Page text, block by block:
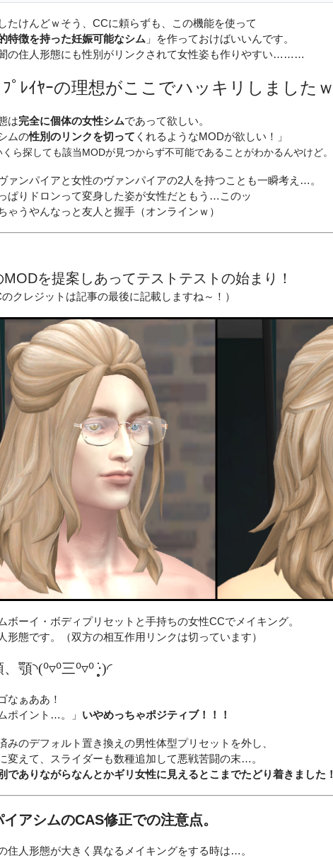
たけんどｗそう、CCに頼らずも、この機能を使って
特徴を持った妊娠可能なシム 」を作っておけばいいんです。
の住人形態にも性別がリンクされて女性姿も作りやすい………
ﾟﾚｲﾔｰの理想がここでハッキリしましたｗ
は完全に個体の女性シムであって欲しい。
ムの性別のリンクを切って くれるようなMODが欲しい！」
くら探しても該当MODが見つからず不可能であることがわかるんやけど。
ァンパイアと女性のヴァンパイアの2人を持つことも一瞬考え…。
ぱりドロンって変身した姿が女性だともう…このッ
ゃうやんなっと友人と握手（オンラインｗ）
を提案しあってテストテストの始まり！
のクレジットは記事の最後に記載しますね～！）
ボーイ・ボディプリセットと手持ちの女性CCでメイキング。
態です。（双方の相互作用リンクは切っています）
、顎◝(⁰▿⁰三⁰▿⁰ ‧̣̥̇)◜
なぁああ！
ポイント…。」 いやめっちゃポジティブ！！！
みのデフォルト置き換えの男性体型プリセットを外し、
変えて、スライダーも数種追加して悪戦苦闘の末…。
でありながらなんとかギリ女性に見えるとこまでたどり着きました！
アシムのCAS修正での注意点。
住人形態が大きく異なるメイキングをする時は…。